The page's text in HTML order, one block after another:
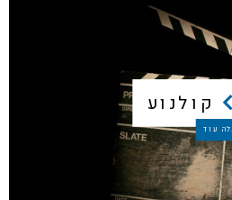
קולנוע
עוד